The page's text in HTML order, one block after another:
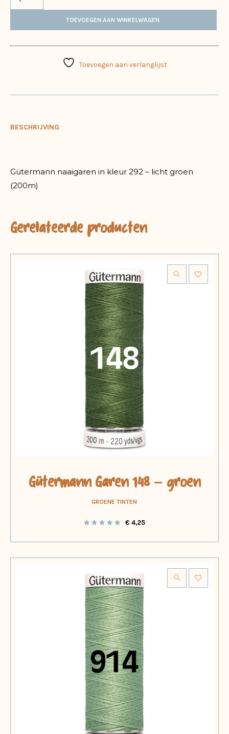
TOEVOEGEN AAN WINKELWAGEN
Toevoegen aan verlanglijst
BESCHRIJVING
Gütermann naaigaren in kleur 292 – licht groen
(200m)
Gerelateerde producten
Gütermann Garen 148 – groen
GROENE TINTEN
€ 4,25